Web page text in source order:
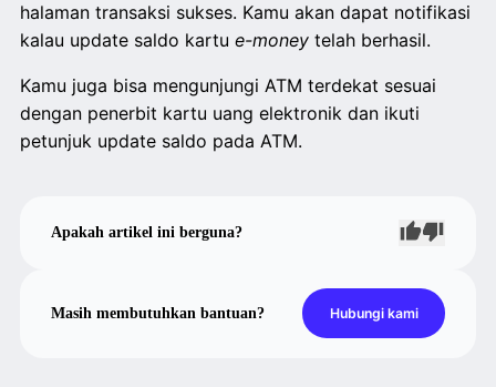
halaman transaksi sukses. Kamu akan dapat notifikasi
kalau update saldo kartu e-moneytelah berhasil.
Kamu juga bisa mengunjungi ATM terdekat sesuai
dengan penerbit kartu uang elektronik dan ikuti
petunjuk update saldo pada ATM.
Apakah artikel ini berguna?
Masih membutuhkan bantuan? Hubungi kami